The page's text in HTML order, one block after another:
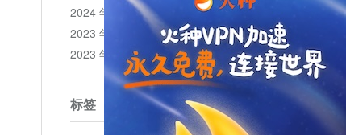
2024 年 1 月
2023 年 12 月
2023 年 11 月
标签